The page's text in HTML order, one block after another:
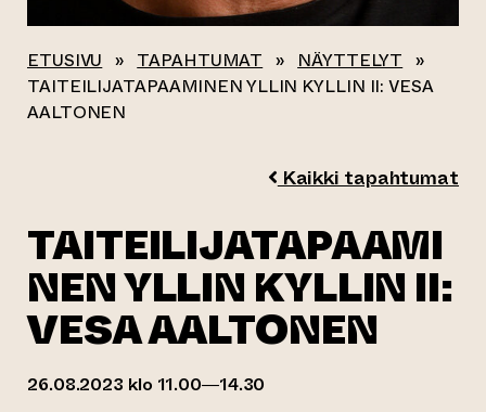
ETUSIVU » TAPAHTUMAT » NÄYTTELYT »
TAITEILIJATAPAAMINEN YLLIN KYLLIN II: VESA
AALTONEN
Kaikki tapahtumat
TAITEILIJATAPAAMI
NEN YLLIN KYLLIN II:
VESA AALTONEN
26.08.2023 klo 11.00—14.30